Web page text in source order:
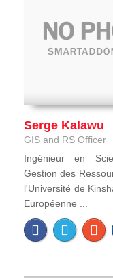
Serge Kalawu
GIS and RS Officer
Ingénieur en
Gestion des
l'Université de
Européenne ...